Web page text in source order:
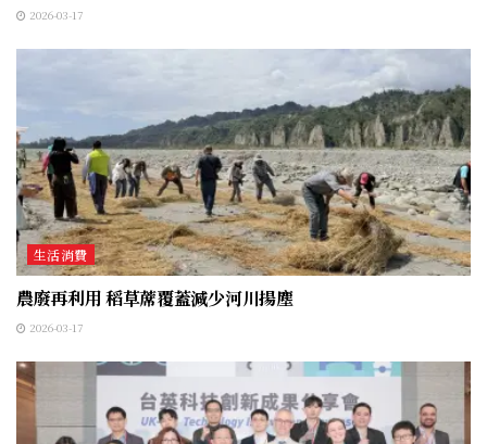
2026-03-17
生活消費
農廢再利用 稻草蓆覆蓋減少河川揚塵
2026-03-17